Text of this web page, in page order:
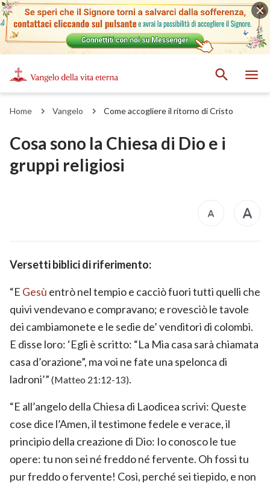
Home Vangelo Come accogliere il ritorno di Cristo
Cosa sono la Chiesa di Dio e i
gruppi religiosi
Versetti biblici di riferimento:
“E Gesù entrò nel tempio e cacciò fuori tutti quelli che
quivi vendevano e compravano; e rovesciò le tavole
dei cambiamonete e le sedie de’ venditori di colombi.
E disse loro: ‘Egli è scritto: “La Mia casa sarà chiamata
casa d’orazione”, ma voi ne fate una spelonca di
ladroni’” (Matteo 21:12-13).
“E all’angelo della Chiesa di Laodicea scrivi: Queste
cose dice l’Amen, il testimone fedele e verace, il
principio della creazione di Dio: Io conosco le tue
opere: tu non sei né freddo né fervente. Oh fossi tu
pur freddo o fervente! Così, perché sei tiepido, e non